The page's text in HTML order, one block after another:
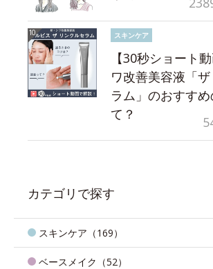
スキンケア
【30秒ショート
ワ改善美容液「
ラム」のおすす
て？
カテゴリで探す
スキンケア（169）
ベースメイク（52）